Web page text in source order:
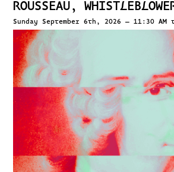
ROUSSEAU,
Sunday September 6th, 2026 – 11:30 AM